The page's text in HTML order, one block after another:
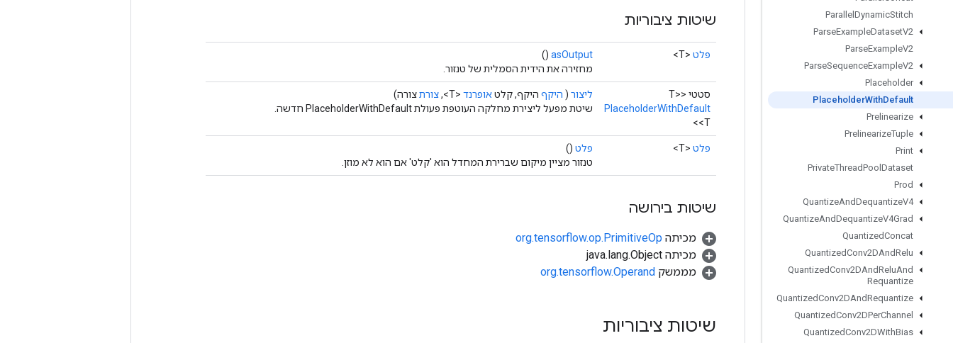
Parallel DynamicStitch
ParseExampleDatasetV2
ParseExampleV2
ParseSequenceExampleV2
Placeholder
PlaceholderWithDefault
Prelinearize
PrelinearizeTuple
Print
PrivateThreadPool Dataset
Prod
QuantizeAndDequantizeV4
QuantizeAndDequantizeV4Grad
QuantizedConcat
QuantizedConv2DAndRelu
QuantizedConv2DAndReluAnd
Requantize
QuantizedConv2DAndRequantize
QuantizedConv2DPerChannel
QuantizedConv2DWithBias
שיטות ציבוריות
פלט <T>
asOutput
()
מחזירה את הידית הסמלית של טנזור.
סטטי <T>
PlaceholderWithDefault
<T>
ליצור ( היקף היקף, קלטאופרנד <T>, צורתצורה)
שיטת מפעל ליצירת מחלקה העוטפת פעולת PlaceholderWithDefault חדשה.
פלט <T> פלט ()
טנזור מציין מיקום שברירת המחדל הוא 'קלט' אם הוא לא מוזן.
שיטות בירושה
מכיתה org.tensorflow.op.PrimitiveOp
מכיתה java.lang.Object
מממשק org.tensorflow.Operand
שיטות ציבוריות